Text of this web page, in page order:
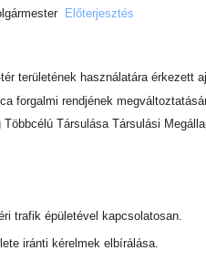
Előterjesztés
területének használatára érkezett
forgalmi rendjének
Társulása Társulási
trafik épületével kapcsolatosan.
iránti kérelmek elbírálása.